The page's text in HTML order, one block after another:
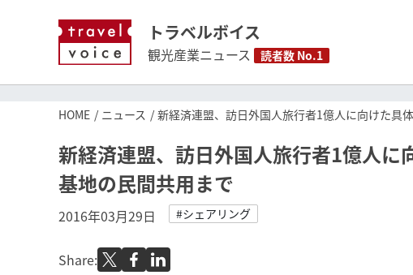
トラベルボイス
観光産業ニュース 読者数 No.1
HOME ニュース 新経済連盟、訪日外国人旅行者1億人に向けた具
新経済連盟、訪日外国人旅行者1億人
基地の民間共用まで
2016年03月29日 #シェアリング
Share: